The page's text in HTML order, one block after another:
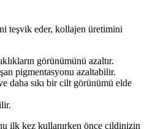
teşvik eder, kollajen üretimini
görünümünü azaltır.
pigmentasyonu azaltabilir.
daha sıkı bir cilt görünümü elde
ilk kez kullanırken önce cildinizin